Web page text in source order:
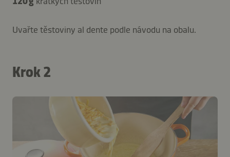
Uvařte těstoviny al dente podle návodu na obalu.
Krok 2